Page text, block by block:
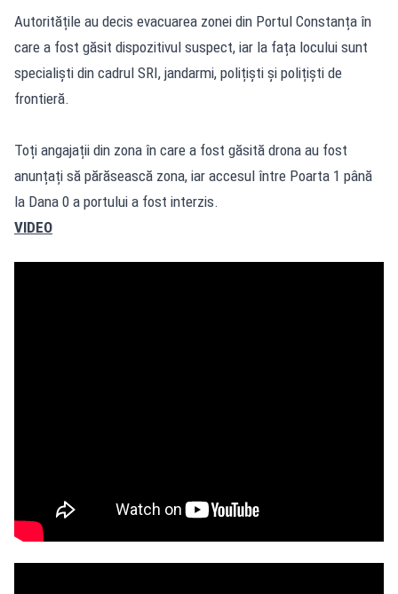
Autoritățile au decis evacuarea zonei din Portul Constanța în
care a fost găsit dispozitivul suspect, iar la fața locului sunt
specialiști din cadrul SRI, jandarmi, polițiști și polițiști de
frontieră.
Toți angajații din zona în care a fost găsită drona au fost
anunțați să părăsească zona, iar accesul între Poarta 1 până
la Dana 0 a portului a fost interzis.
VIDEO